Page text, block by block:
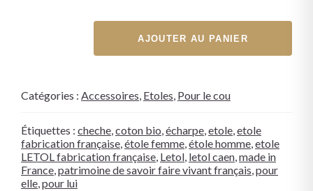
AJOUTER AU PANIER
Catégories : Accessoires, Etoles, Pour le cou
Étiquettes : cheche,coton bio,écharpe,etole,etole
fabrication française,étole femme,étole homme,etole
LETOL fabrication française, Letol, letol caen,made in
France,patrimoine de savoir faire vivant français,pour
elle,pour lui